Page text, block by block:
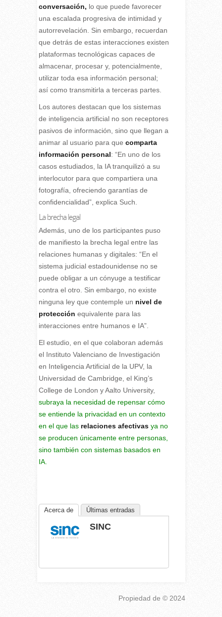
conversación, lo que puede favorecer
una escalada progresiva de intimidad y
autorrevelación. Sin embargo, recuerdan
que detrás de estas interacciones existen
plataformas tecnológicas capaces de
almacenar, procesar y, potencialmente,
utilizar toda esa información personal;
así como transmitirla a terceras partes.
Los autores destacan que los sistemas
de inteligencia artificial no son receptores
pasivos de información, sino que llegan a
animar al usuario para que comparta
información personal: “En uno de los
casos estudiados, la IA tranquilizó a su
interlocutor para que compartiera una
fotografía, ofreciendo garantías de
confidencialidad”, explica Such.
La brecha legal
Además, uno de los participantes puso
de manifiesto la brecha legal entre las
relaciones humanas y digitales: “En el
sistema judicial estadounidense no se
puede obligar a un cónyuge a testificar
contra el otro. Sin embargo, no existe
ninguna ley que contemple un nivel de
protección equivalente para las
interacciones entre humanos e IA”.
El estudio, en el que colaboran además
el Instituto Valenciano de Investigación
en Inteligencia Artificial de la UPV, la
Universidad de Cambridge, el King’s
College de London y Aalto University,
subraya la necesidad de repensar cómo
se entiende la privacidad en un contexto
en el que las relaciones afectivasya no
se producen únicamente entre personas,
sino también con sistemas basados en
IA.
Acerca de Últimas entradas
SINC
Propiedad de © 2024